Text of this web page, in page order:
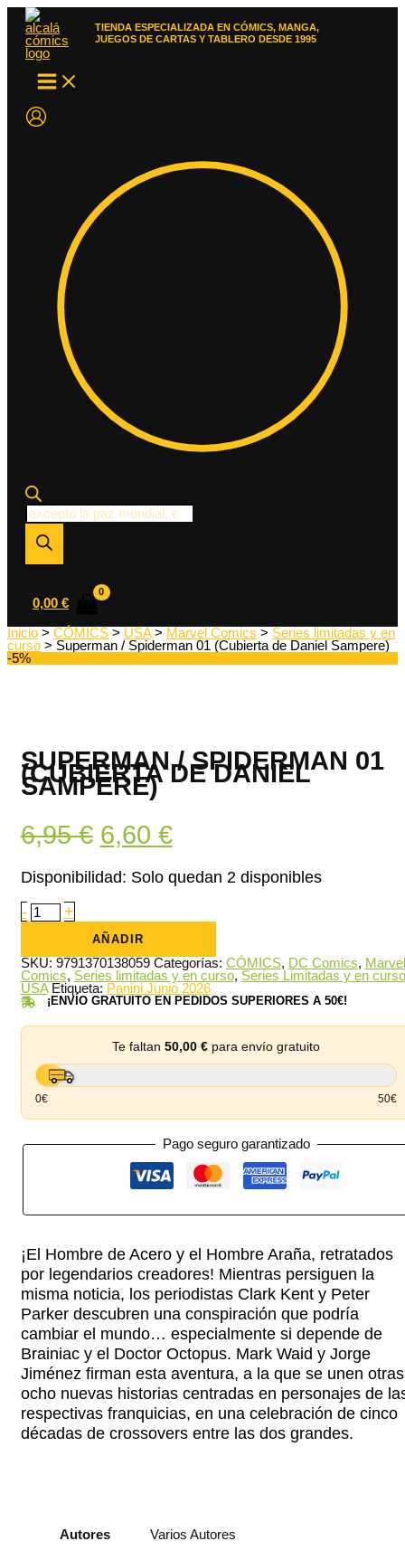
contenido
TIENDA ESPECIALIZADA EN CÓMICS, MANGA,
JUEGOS DE CARTAS Y TABLERO DESDE 1995
Búsqueda
de
productos
0,00 €
Inicio > CÓMICS > USA> Marvel Comics > Series limitadas y en
curso > Superman / Spiderman 01 (Cubierta de Daniel Sampere)
-5%
SUPERMAN / SPIDERMAN 01
(CUBIERTA DE DANIEL
SAMPERE)
6,95€ El
precio
era:
6,95 €.
6,60 €El
precio
6,60 €.
Disponibilidad: Solo quedan 2 disponibles
- Superman
/
(Cubierta
de
Daniel
Sampere)
cantidad
+
AÑADIR
SKU: 9791370138059 Categorías: CÓMICS, DC Comics, Marvel
Comics, Series limitadas y en curso, Series Limitadas y en curso
USA Etiqueta: Panini Junio 2026
¡ENVÍO GRATUITO EN PEDIDOS SUPERIORES A 50€!
Te faltan 50,00 €para envío gratuito
0€ 50€
Pago seguro garantizado
¡El Hombre de Acero y el Hombre Araña, retratados
por legendarios creadores! Mientras persiguen la
misma noticia, los periodistas Clark Kent y Peter
Parker descubren una conspiración que podría
cambiar el mundo… especialmente si depende de
Brainiac y el Doctor Octopus. Mark Waid y Jorge
Jiménez firman esta aventura, a la que se unen otras
ocho nuevas historias centradas en personajes de
respectivas franquicias, en una celebración de cinco
décadas de crossovers entre las dos grandes.
Autores Varios Autores